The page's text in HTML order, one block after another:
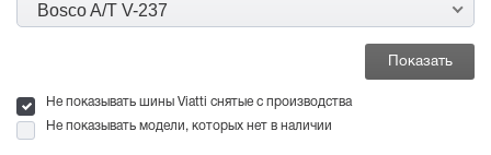
Bosco A/T V-237
Не показывать шины Viatti снятые с производства
Не показывать модели, которых нет в наличии